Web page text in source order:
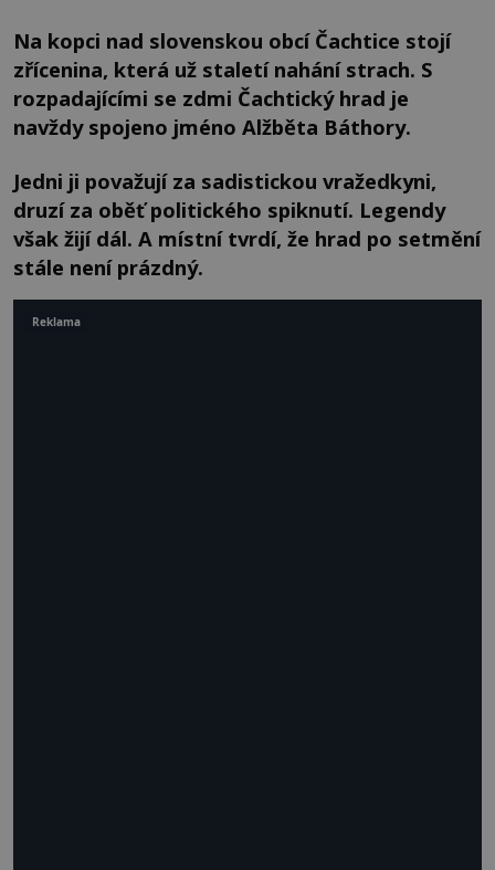
Na kopci nad slovenskou obcí Čachtice stojí
zřícenina, která už staletí nahání strach. S
rozpadajícími se zdmi Čachtický hrad je
navždy spojeno jméno Alžběta Báthory.
Jedni ji považují za sadistickou vražedkyni,
druzí za oběť politického spiknutí. Legendy
však žijí dál. A místní tvrdí, že hrad po setmění
stále není prázdný.
Reklama